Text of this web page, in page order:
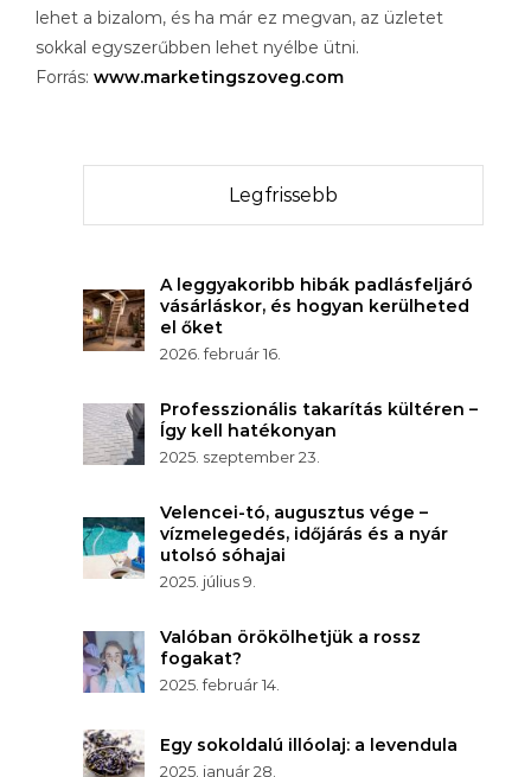
lehet a bizalom, és ha már ez megvan, az üzletet
sokkal egyszerűbben lehet nyélbe ütni.
Forrás: www.marketingszoveg.com
Legfrissebb
A leggyakoribb hibák padlásfeljáró
vásárláskor, és hogyan kerülheted
el őket
2026. február 16.
Professzionális takarítás kültéren –
Így kell hatékonyan
2025. szeptember 23.
Velencei-tó, augusztus vége –
vízmelegedés, időjárás és a nyár
utolsó sóhajai
2025. július 9.
Valóban örökölhetjük a rossz
fogakat?
2025. február 14.
Egy sokoldalú illóolaj: a levendula
2025. január 28.